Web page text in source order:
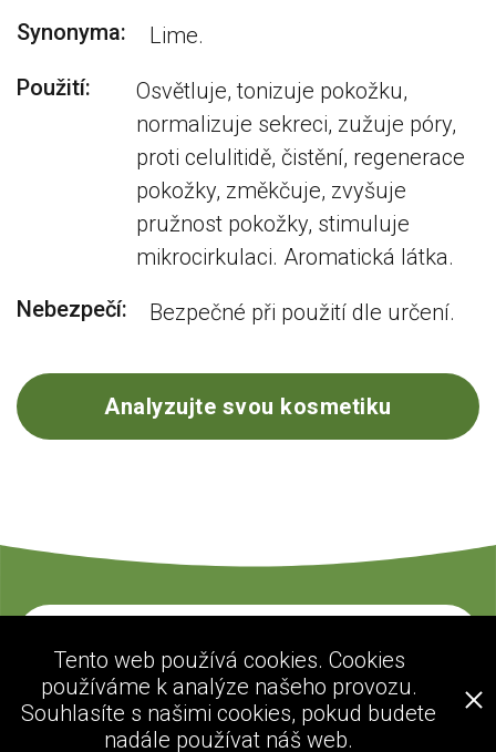
Synonyma:
Lime.
Použití:
Osvětluje, tonizuje pokožku,
normalizuje sekreci, zužuje póry,
proti celulitidě, čistění, regenerace
pokožky, změkčuje, zvyšuje
pružnost pokožky, stimuluje
mikrocirkulaci. Aromatická látka.
Nebezpečí:
Bezpečné při použití dle určení.
Analyzujte svou kosmetiku
ecogolik.com
Tento web používá cookies. Cookies
používáme k analýze našeho provozu.
Souhlasíte s našimi cookies, pokud budete
nadále používat náš web.